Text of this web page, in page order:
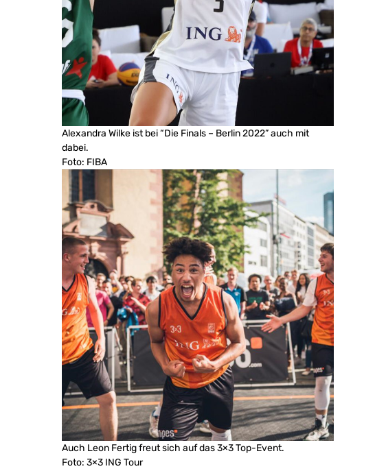
Alexandra Wilke ist bei “Die Finals – Berlin 2022” auch mit
dabei.
Foto: FIBA
Auch Leon Fertig freut sich auf das 3×3 Top-Event.
Foto: 3×3 ING Tour